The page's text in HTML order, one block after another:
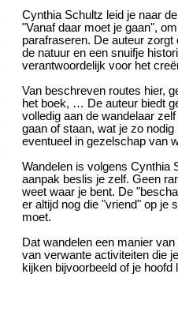
Cynthia Schultz leid je naar
"Vanaf daar moet je gaan",
parafraseren. De auteur
de natuur en een snuifje
verantwoordelijk voor het
Van beschreven routes hier,
het boek, … De auteur biedt
volledig aan de wandelaar
gaan of staan, wat je zo
eventueel in gezelschap van
Wandelen is volgens Cynthia
aanpak beslis je zelf. Geen
weet waar je bent. De
er altijd nog die "vriend" op je
moet.
Dat wandelen een manier
van verwante activiteiten die
kijken bijvoorbeeld of je